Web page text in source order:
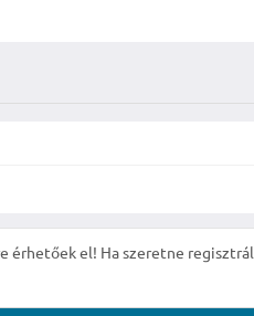
érhetőek el! Ha szeretne